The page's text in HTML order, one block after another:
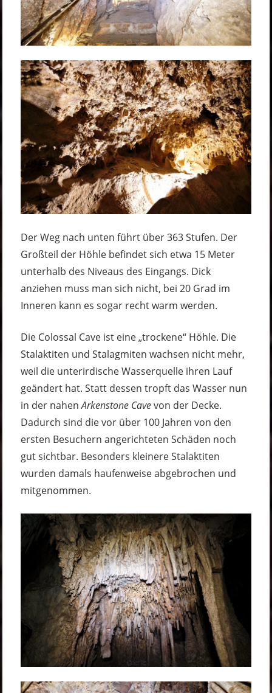
Der Weg nach unten führt über 363 Stufen. Der
Großteil der Höhle befindet sich etwa 15 Meter
unterhalb des Niveaus des Eingangs. Dick
anziehen muss man sich nicht, bei 20 Grad im
Inneren kann es sogar recht warm werden.
Die Colossal Cave ist eine „trockene“ Höhle. Die
Stalaktiten und Stalagmiten wachsen nicht mehr,
weil die unterirdische Wasserquelle ihren Lauf
geändert hat. Statt dessen tropft das Wasser nun
in der nahenArkenstone Cavevon der Decke.
Dadurch sind die vor über 100 Jahren von den
ersten Besuchern angerichteten Schäden noch
gut sichtbar. Besonders kleinere Stalaktiten
wurden damals haufenweise abgebrochen und
mitgenommen.